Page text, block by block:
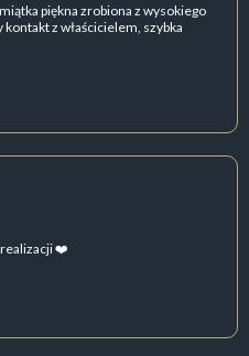
piękna zrobiona z wysokiego
z właścicielem, szybka
realizacji ❤️